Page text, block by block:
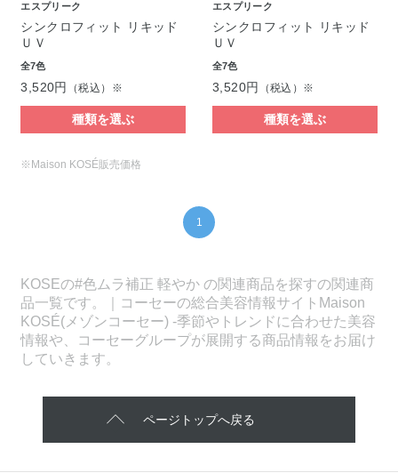
エスプリーク
シンクロフィット リキッド
ＵＶ
全7色
3,520円 （税込）※
種類を選ぶ
エスプリーク
シンクロフィット リキッド
ＵＶ
全7色
3,520円 （税込）※
種類を選ぶ
※Maison KOSÉ販売価格
1
KOSEの#色ムラ補正 軽やか の関連商品を探すの関連商
品一覧です。｜コーセーの総合美容情報サイトMaison
KOSÉ(メゾンコーセー) -季節やトレンドに合わせた美容
情報や、コーセーグループが展開する商品情報をお届け
していきます。
ページトップへ戻る